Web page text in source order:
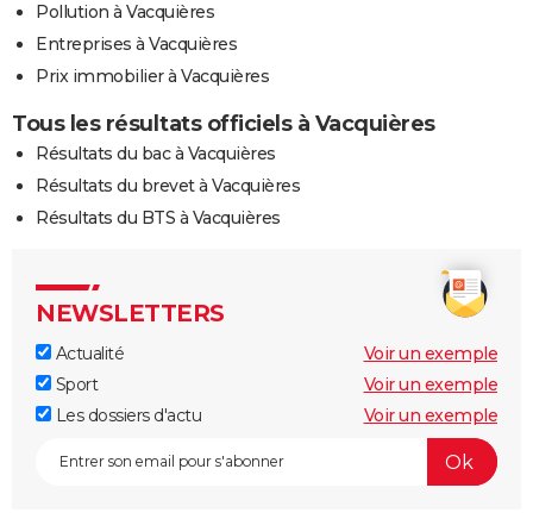
Pollution à Vacquières
Entreprises à Vacquières
Prix immobilier à Vacquières
Tous les résultats officiels à Vacquières
Résultats du bac à Vacquières
Résultats du brevet à Vacquières
Résultats du BTS à Vacquières
NEWSLETTERS
Actualité
Voir un exemple
Sport
Voir un exemple
Les dossiers d'actu
Voir un exemple